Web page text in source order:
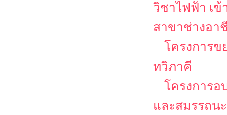
วิชาไฟฟ้า เ
สาขาช่างอา
โครงการข
ทวิภาคี
โครงการ
และสมรรถน